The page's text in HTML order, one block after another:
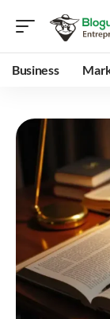
Business